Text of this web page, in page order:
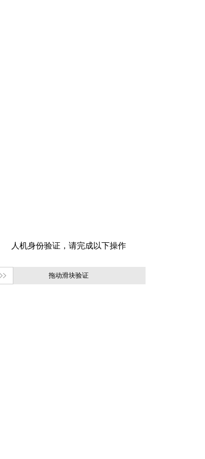
拖动滑块验证